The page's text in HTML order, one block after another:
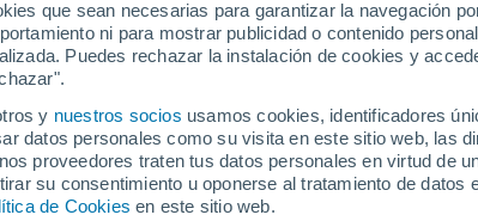
que sean necesarias para garantizar la navegación
ni para mostrar publicidad o contenido
Puedes rechazar la instalación de cookies y
y nuestros socios usamos cookies, identificadores
datos personales como su visita en este sitio web, las
proveedores traten tus datos personales en virtud de
su consentimiento u oponerse al tratamiento de datos
de Cookies en este sitio web.
Ascension
Island